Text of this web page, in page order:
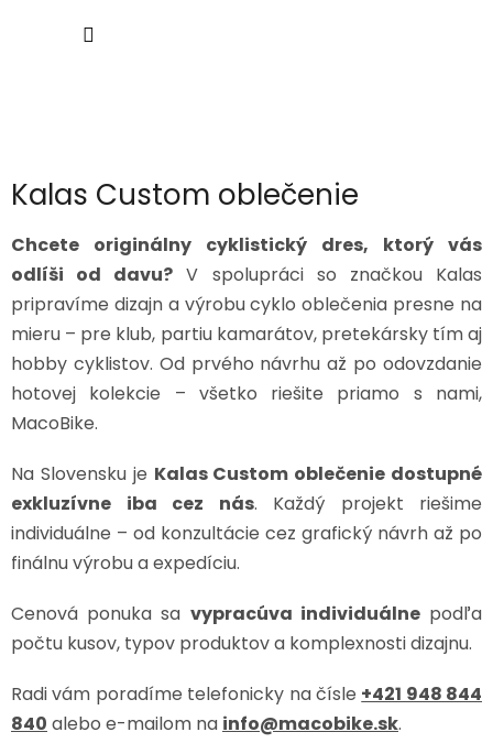
Kalas Custom oblečenie
Chcete originálny cyklistický dres, ktorý vás
odlíši od davu? V spolupráci so značkou Kalas
pripravíme dizajn a výrobu cyklo oblečenia presne na
mieru – pre klub, partiu kamarátov, pretekársky tím aj
hobby cyklistov. Od prvého návrhu až po odovzdanie
hotovej kolekcie – všetko riešite priamo s nami,
MacoBike.
Na Slovensku je Kalas Custom oblečenie dostupné
exkluzívne iba cez nás. Každý projekt riešime
individuálne – od konzultácie cez grafický návrh až po
finálnu výrobu a expedíciu.
Cenová ponuka sa vypracúva individuálnepodľa
počtu kusov, typov produktov a komplexnosti dizajnu.
Radi vám poradíme telefonicky na čísle +421 948 844
840 alebo e-mailom na info@macobike.sk.